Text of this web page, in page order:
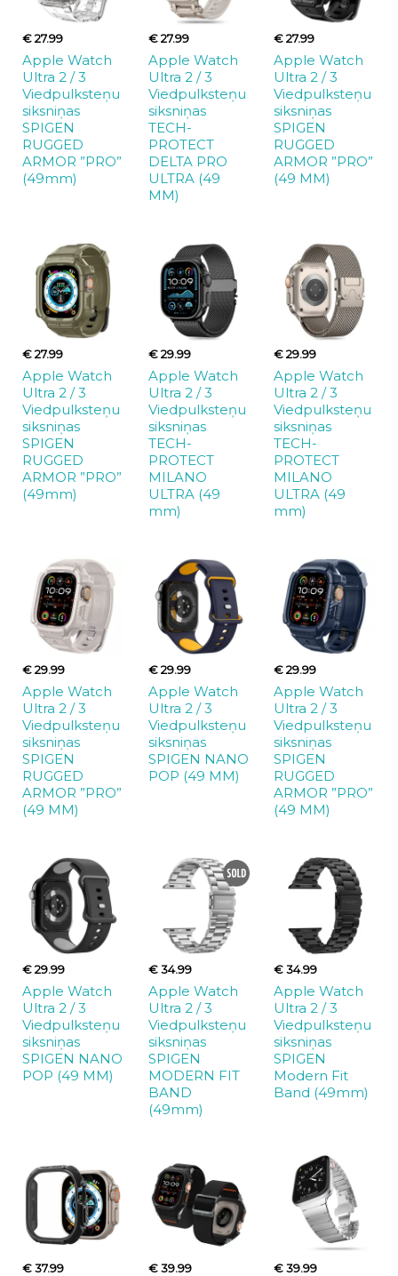
€ 27.99
Apple Watch
Ultra 2 / 3
Viedpulksteņu
siksniņas
SPIGEN
RUGGED
ARMOR ”PRO”
(49mm)
€ 27.99
Apple Watch
Ultra 2 / 3
Viedpulksteņu
siksniņas
TECH-
PROTECT
DELTA PRO
ULTRA (49
MM)
€ 27.99
Apple Watch
Ultra 2 / 3
Viedpulksteņu
siksniņas
SPIGEN
RUGGED
ARMOR ”PRO”
(49 MM)
€ 27.99
Apple Watch
Ultra 2 / 3
Viedpulksteņu
siksniņas
SPIGEN
RUGGED
ARMOR ”PRO”
(49mm)
€ 29.99
Apple Watch
Ultra 2 / 3
Viedpulksteņu
siksniņas
TECH-
PROTECT
MILANO
ULTRA (49
mm)
€ 29.99
Apple Watch
Ultra 2 / 3
Viedpulksteņu
siksniņas
TECH-
PROTECT
MILANO
ULTRA (49
mm)
€ 29.99
Apple Watch
Ultra 2 / 3
Viedpulksteņu
siksniņas
SPIGEN
RUGGED
ARMOR ”PRO”
(49 MM)
€ 29.99
Apple Watch
Ultra 2 / 3
Viedpulksteņu
siksniņas
SPIGEN NANO
POP (49 MM)
€ 29.99
Apple Watch
Ultra 2 / 3
Viedpulksteņu
siksniņas
SPIGEN
RUGGED
ARMOR ”PRO”
(49 MM)
€ 29.99
Apple Watch
Ultra 2 / 3
Viedpulksteņu
siksniņas
SPIGEN NANO
POP (49 MM)
€ 34.99
Apple Watch
Ultra 2 / 3
Viedpulksteņu
siksniņas
SPIGEN
MODERN FIT
BAND
(49mm)
€ 34.99
Apple Watch
Ultra 2 / 3
Viedpulksteņu
siksniņas
SPIGEN
Modern Fit
Band (49mm)
€ 37.99 € 39.99 € 39.99